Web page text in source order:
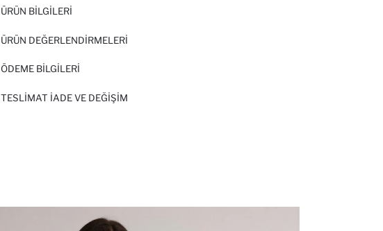
ÜRÜN BILGILERI
ÜRÜN DEĞERLENDİRMELERİ
ÖDEME BİLGİLERİ
TESLIMAT İADE VE DEĞIŞIM